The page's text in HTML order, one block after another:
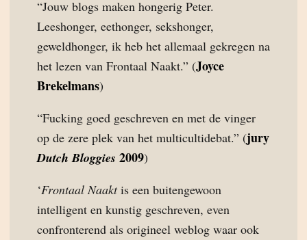
“Jouw blogs maken hongerig Peter.
Leeshonger, eethonger, sekshonger,
geweldhonger, ik heb het allemaal gekregen na
het lezen van Frontaal Naakt.” (Joyce
Brekelmans)
“Fucking goed geschreven en met de vinger
op de zere plek van het multicultidebat.” (jury
Dutch Bloggies 2009)
‘Frontaal Naaktis een buitengewoon
intelligent en kunstig geschreven, even
confronterend als origineel weblog waar ook